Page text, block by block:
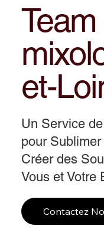
et-
Un Service
pour
Créer des
Vous et Votre
Contactez